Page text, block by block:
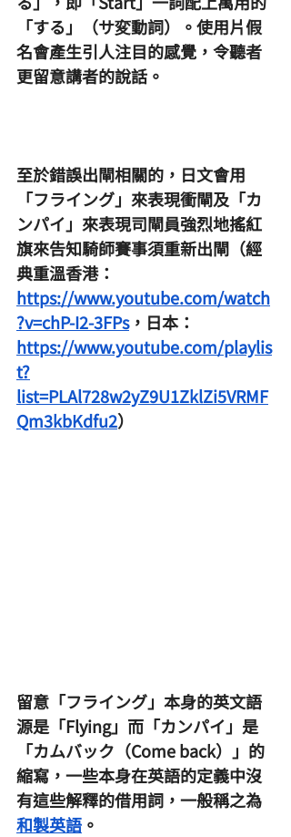
「する」（サ変動詞）。使用片假
名會產生引人注目的感覺，令聽者
更留意講者的說話。
至於錯誤出閘相關的，日文會用
「フライング」來表現衝閘及「カ
ンパイ」來表現司閘員強烈地搖紅
旗來告知騎師賽事須重新出閘（經
典重溫香港：
https://www.youtube.com/watch
?v=chP-I2-3FPs，日本：
https://www.youtube.com/playlis
t?
list=PLAl728w2yZ9U1ZklZi5VRMF
Qm3kbKdfu2）
留意「フライング」本身的英文語
源是「Flying」而「カンパイ」是
「カムバック（Come back）」的
縮寫，一些本身在英語的定義中沒
有這些解釋的借用詞，一般稱之為
和製英語 。